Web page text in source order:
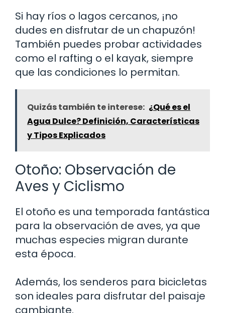
Si hay ríos o lagos cercanos, ¡no
dudes en disfrutar de un chapuzón!
También puedes probar actividades
como el rafting o el kayak, siempre
que las condiciones lo permitan.
Quizás también te interese: ¿Qué es el
Agua Dulce? Definición, Características
y Tipos Explicados
Otoño: Observación de
Aves y Ciclismo
El otoño es una temporada fantástica
para la observación de aves, ya que
muchas especies migran durante
esta época.
Además, los senderos para bicicletas
son ideales para disfrutar del paisaje
cambiante.